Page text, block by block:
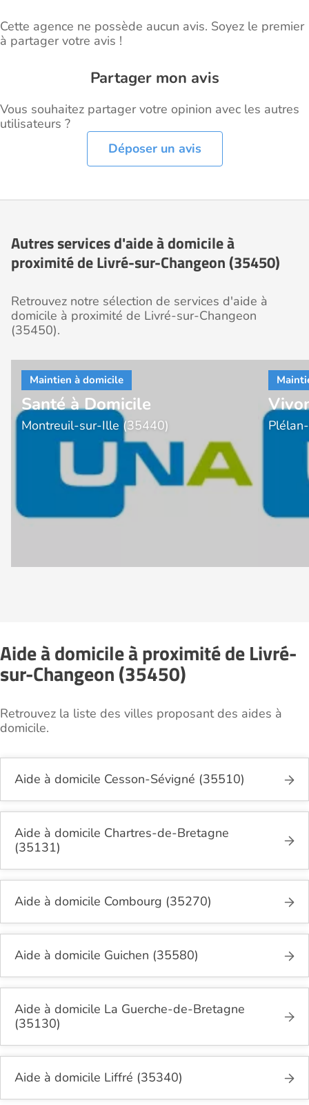
Cette agence ne possède aucun avis. Soyez le premier
à partager votre avis !
Partager mon avis
Vous souhaitez partager votre opinion avec les autres
utilisateurs ?
Déposer un avis
Autres services d'aide à domicile à
proximité de Livré-sur-Changeon (35450)
Retrouvez notre sélection de services d'aide à
domicile à proximité de Livré-sur-Changeon
(35450).
Santé à Domicile
Montreuil-sur-Ille (35440)
Aide à domicile à proximité de Livré-
sur-Changeon (35450)
Retrouvez la liste des villes proposant des aides à
domicile.
Aide à domicile Cesson-Sévigné (35510)
Aide à domicile Chartres-de-Bretagne
(35131)
Aide à domicile Combourg (35270)
Aide à domicile Guichen (35580)
Aide à domicile La Guerche-de-Bretagne
(35130)
Aide à domicile Liffré (35340)